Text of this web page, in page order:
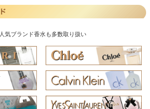
人気ブランド香水も多数取り扱い